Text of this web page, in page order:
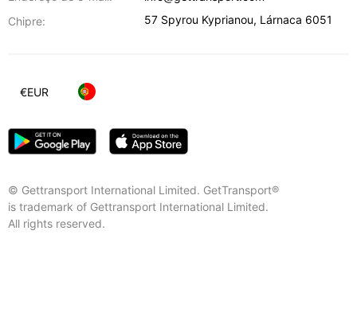
Chipre:
57 Spyrou Kyprianou, Lárnaca 6051
© Gettransport International Limited. GetTransport®
is trademark of Gettransport International Limited.
All rights reserved.
€EUR